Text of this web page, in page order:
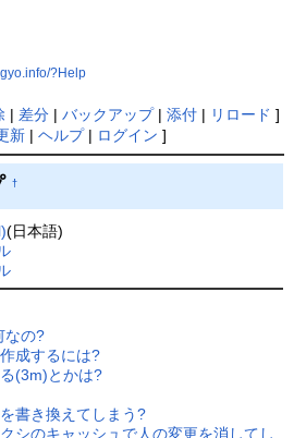
?Help
| 差分| バックアップ| 添付| リロード ]
新| ヘルプ| ログイン ]
†
(日本語)
なの?
成するには?
(3m)とかは?
書き換えてしまう?
シのキャッシュで人の変更を消してし